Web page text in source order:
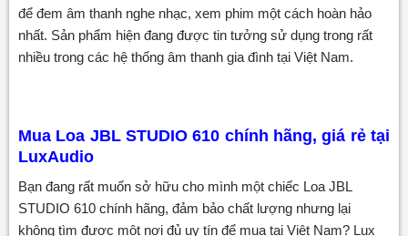
để đem âm thanh nghe nhạc, xem phim một cách hoàn hảo
nhất. Sản phẩm hiện đang được tin tưởng sử dụng trong rất
nhiều trong các hệ thống âm thanh gia đình tại Việt Nam.
Mua Loa JBL STUDIO 610 chính hãng, giá rẻ tại
LuxAudio
Bạn đang rất muốn sở hữu cho mình một chiếc Loa JBL
STUDIO 610 chính hãng, đảm bảo chất lượng nhưng lại
không tìm được một nơi đủ uy tín để mua tại Việt Nam? Lux